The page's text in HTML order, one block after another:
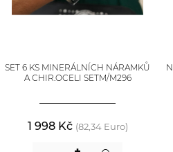
SET 6 KS MINERÁLNÍCH NÁRAMKŮ
A CHIR.OCELI SETM/M296
1 998 Kč (82,34 Euro)